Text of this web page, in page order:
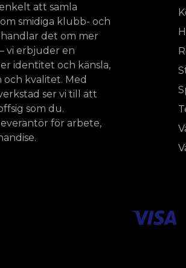
att samla
smidiga klubb- och
handlar det om mer
vi erbjuder en
identitet och känsla,
kvalitet. Med
ser vi till att
som du.
för arbete,